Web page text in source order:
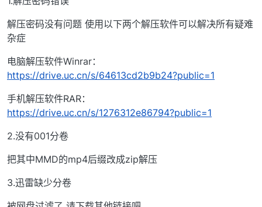
解压密码没有问题 使用以下两个解压软件可以解决所有疑难
杂症
电脑解压软件Winrar：
https://drive.uc.cn/s/64613cd2b9b24?public=1
手机解压软件RAR：
https://drive.uc.cn/s/1276312e86794?public=1
2.没有001分卷
把其中MMD的mp4后缀改成zip解压
3.迅雷缺少分卷